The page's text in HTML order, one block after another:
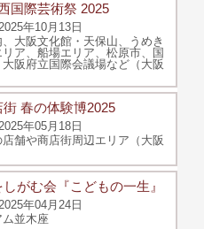
国際芸術祭 2025
年10月13日
大阪文化館・天保山、うめき
ア、船場エリア、松原市、国
阪府立国際会議場など（大阪
春の体験博2025
年05月18日
舗や商店街周辺エリア（大阪
がむ会『こどもの一生』
年04月24日
並木座